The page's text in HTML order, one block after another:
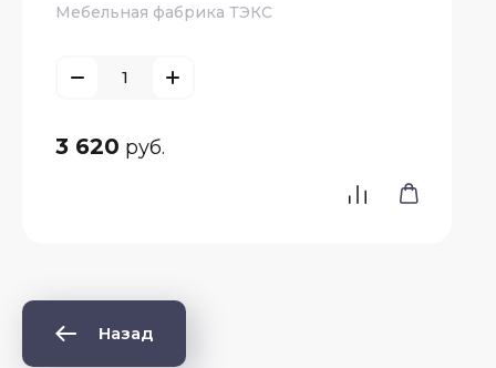
Мебельная фабрика ТЭКС
3 620 руб.
Назад